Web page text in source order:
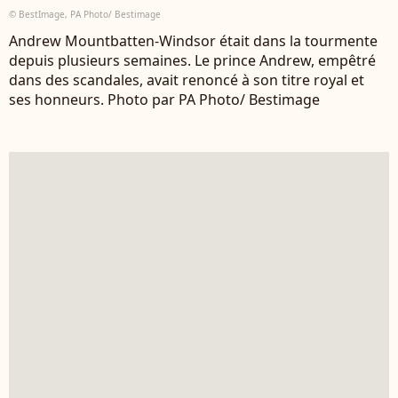
© BestImage, PA Photo/ Bestimage
Andrew Mountbatten-Windsor était dans la tourmente
depuis plusieurs semaines. Le prince Andrew, empêtré
dans des scandales, avait renoncé à son titre royal et
ses honneurs. Photo par PA Photo/ Bestimage